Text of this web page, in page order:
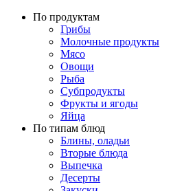
По продуктам
Грибы
Молочные продукты
Мясо
Овощи
Рыба
Субпродукты
Фрукты и ягоды
Яйца
По типам блюд
Блины, оладьи
Вторые блюда
Выпечка
Десерты